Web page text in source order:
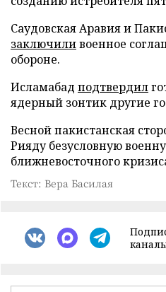
Саудовская Аравия и
заключиливоенное
обороне.
Исламабад подтвердил
ядерный зонтик другие
Весной пакистанская
Рияду безусловную
ближневосточного
Текст: Вера Басилая